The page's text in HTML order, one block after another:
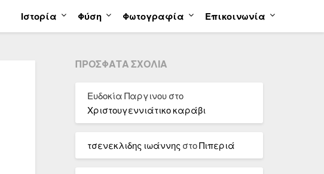
Ιστορία Φύση Φωτογραφία Επικοινωνία
ΠΡΌΣΦΑΤΑ ΣΧΌΛΙΑ
Ευδοκία Παργινουστο
Χριστουγεννιάτικο καράβι
τσενεκλιδης ιωάννης στοΠιπεριά